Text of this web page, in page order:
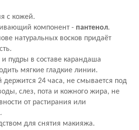
с кожей.
компонент - пантенол.
натуральных восков придаёт
и пудры в составе карандаша
мягкие гладкие линии.
24 часа, не смывается под
слез, пота и кожного жира, не
от растирания или
для снятия макияжа.